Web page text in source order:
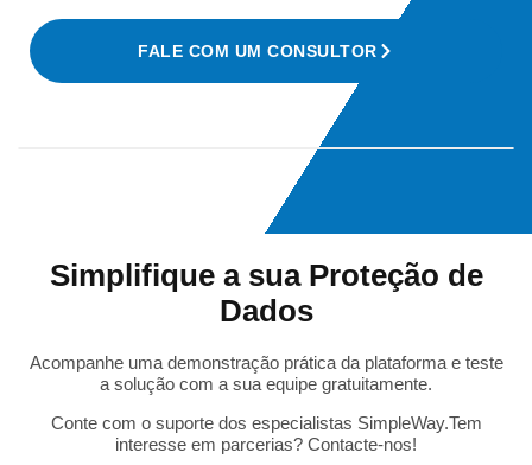
assessment
(respondedor
/ aprovador)
tratamento
dos riscos
do plano
FALE COM UM CONSULTOR
Simplifique a sua Proteção de
Dados
Acompanhe uma demonstração prática da plataforma e teste
a solução com a sua equipe gratuitamente.
Conte com o suporte dos especialistas SimpleWay.Tem
interesse em parcerias? Contacte-nos!